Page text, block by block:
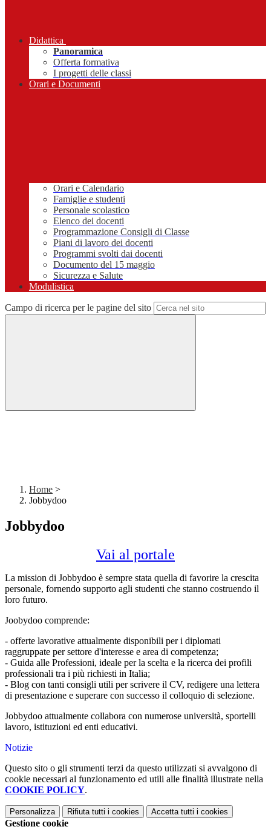
Didattica
Panoramica
Offerta formativa
I progetti delle classi
Orari e Documenti
Orari e Calendario
Famiglie e studenti
Personale scolastico
Elenco dei docenti
Programmazione Consigli di Classe
Piani di lavoro dei docenti
Programmi svolti dai docenti
Documento del 15 maggio
Sicurezza e Salute
Modulistica
Campo di ricerca per le pagine del sito
Home >
Jobbydoo
Jobbydoo
Vai al portale
La mission di Jobbydoo è sempre stata quella di favorire la crescita
personale, fornendo supporto agli studenti che stanno costruendo il
loro futuro.
Joobydoo comprende:
- offerte lavorative attualmente disponibili per i diplomati
raggruppate per settore d'interesse e area di competenza;
- Guida alle Professioni, ideale per la scelta e la ricerca dei profili
professionali tra i più richiesti in Italia;
- Blog con tanti consigli utili per scrivere il CV, redigere una lettera
di presentazione e superare con successo il colloquio di selezione.
Jobbydoo attualmente collabora con numerose università, sportelli
lavoro, istituzioni ed enti educativi.
Notizie
Questo sito o gli strumenti terzi da questo utilizzati si avvalgono di
cookie necessari al funzionamento ed utili alle finalità illustrate nella
COOKIE POLICY.
Personalizza Rifiuta tutti i cookies Accetta tutti i cookies
Gestione cookie